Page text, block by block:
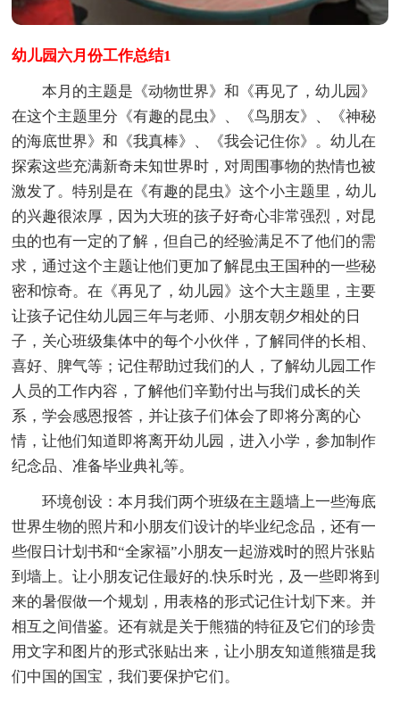
幼儿园六月份工作总结1
本月的主题是《动物世界》和《再见了，幼儿园》
在这个主题里分《有趣的昆虫》、《鸟朋友》、《神秘
的海底世界》和《我真棒》、《我会记住你》。幼儿在
探索这些充满新奇未知世界时，对周围事物的热情也被
激发了。特别是在《有趣的昆虫》这个小主题里，幼儿
的兴趣很浓厚，因为大班的孩子好奇心非常强烈，对昆
虫的也有一定的了解，但自己的经验满足不了他们的需
求，通过这个主题让他们更加了解昆虫王国种的一些秘
密和惊奇。在《再见了，幼儿园》这个大主题里，主要
让孩子记住幼儿园三年与老师、小朋友朝夕相处的日
子，关心班级集体中的每个小伙伴，了解同伴的长相、
喜好、脾气等；记住帮助过我们的人，了解幼儿园工作
人员的工作内容，了解他们辛勤付出与我们成长的关
系，学会感恩报答，并让孩子们体会了即将分离的心
情，让他们知道即将离开幼儿园，进入小学，参加制作
纪念品、准备毕业典礼等。
环境创设：本月我们两个班级在主题墙上一些海底
世界生物的照片和小朋友们设计的毕业纪念品，还有一
些假日计划书和“全家福”小朋友一起游戏时的照片张贴
到墙上。让小朋友记住最好的.快乐时光，及一些即将到
来的暑假做一个规划，用表格的形式记住计划下来。并
相互之间借鉴。还有就是关于熊猫的特征及它们的珍贵
用文字和图片的形式张贴出来，让小朋友知道熊猫是我
们中国的国宝，我们要保护它们。